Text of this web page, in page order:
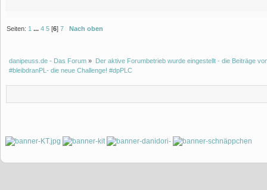
Seiten: 1 ...4 5 [6]7 Nach oben
danipeuss.de - Das Forum » Der aktive Forumbetrieb wurde eingestellt - die Beiträge
#bleibdranPL- die neue Challenge! #dpPLC